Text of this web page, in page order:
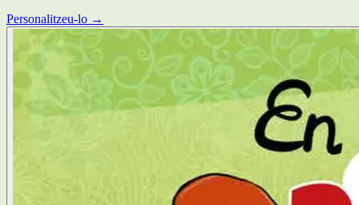
Personalitzeu-lo →